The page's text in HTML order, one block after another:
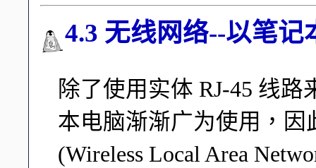
4.3 无线网络--以笔记
除了使用实体 RJ-45 线
本电脑渐渐广为使用，
(Wireless Local Area